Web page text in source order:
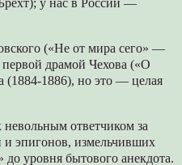
у нас в России —
(«Не от мира сего» —
драмой Чехова («О
(1884-1886), но это — целая
ответчиком за
эпигонов, измельчивших
уровня бытового анекдота.